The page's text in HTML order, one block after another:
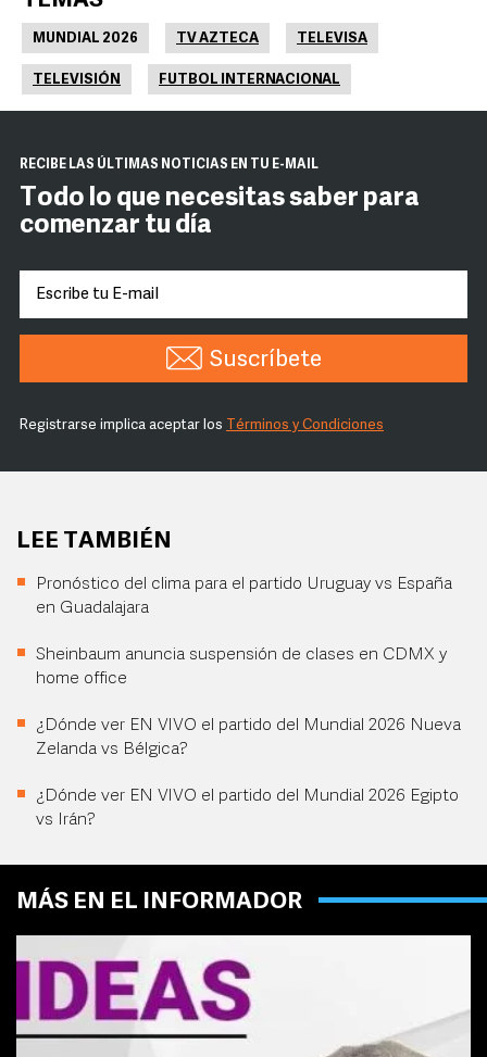
MUNDIAL 2026 TV AZTECA TELEVISA
TELEVISIÓN FUTBOL INTERNACIONAL
RECIBE LAS ÚLTIMAS NOTICIAS EN TU E-MAIL
Todo lo que necesitas saber para
comenzar tu día
Suscríbete
Registrarse implica aceptar los Términos y Condiciones
LEE TAMBIÉN
Pronóstico del clima para el partido Uruguay vs España
en Guadalajara
Sheinbaum anuncia suspensión de clases en CDMX y
home office
¿Dónde ver EN VIVO el partido del Mundial 2026 Nueva
Zelanda vs Bélgica?
¿Dónde ver EN VIVO el partido del Mundial 2026 Egipto
vs Irán?
MÁS EN EL INFORMADOR